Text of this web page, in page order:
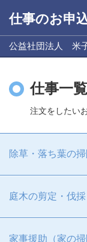
仕事のお申
公益社団法人 米
仕事一覧
注文をしたい
除草・落ち葉の
庭木の剪定・伐採
家事援助（家の掃